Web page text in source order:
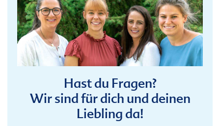
Hast du Fragen?
Wir sind für dich und deinen
Liebling da!